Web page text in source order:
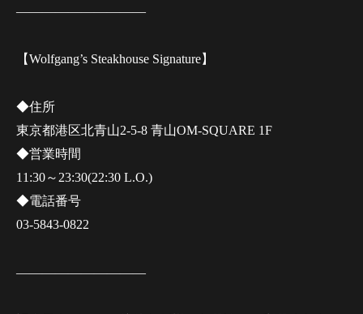
——————————
【Wolfgang’s Steakhouse Signature】
◆住所
東京都港区北青山2-5-8 青山OM-SQUARE 1F
◆営業時間
11:30～23:30(22:30 L.O.)
◆電話番号
03-5843-0822
——————————